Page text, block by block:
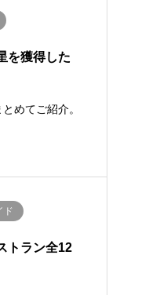
を獲得した
めてご紹介。
ド
トラン全12